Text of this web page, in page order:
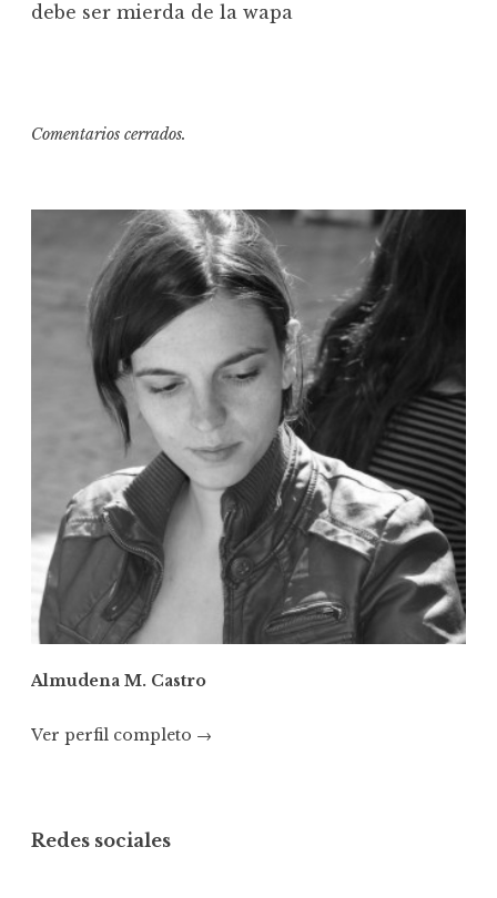
debe ser mierda de la wapa
Comentarios cerrados.
Almudena M. Castro
Ver perfil completo →
Redes sociales